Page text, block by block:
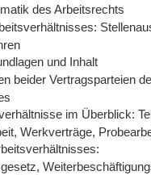
des Arbeitsrechts
und Inhalt
beider Vertragsparteien
im Überblick:
Werkverträge,